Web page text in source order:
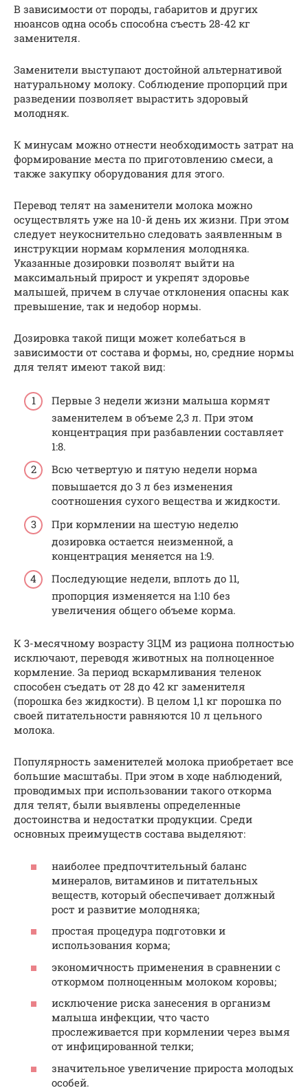
В зависимости от породы, габаритов и других
нюансов одна особь способна съесть 28-42 кг
заменителя.
Заменители выступают достойной альтернативой
натуральному молоку. Соблюдение пропорций при
разведении позволяет вырастить здоровый
молодняк.
К минусам можно отнести необходимость затрат на
формирование места по приготовлению смеси, а
также закупку оборудования для этого.
Перевод телят на заменители молока можно
осуществлять уже на 10-й день их жизни. При этом
следует неукоснительно следовать заявленным в
инструкции нормам кормления молодняка.
Указанные дозировки позволят выйти на
максимальный прирост и укрепят здоровье
малышей, причем в случае отклонения опасны как
превышение, так и недобор нормы.
Дозировка такой пищи может колебаться в
зависимости от состава и формы, но, средние нормы
для телят имеют такой вид:
Первые 3 недели жизни малыша кормят
заменителем в объеме 2,3 л. При этом
концентрация при разбавлении составляет
1:8.
Всю четвертую и пятую недели норма
повышается до 3 л без изменения
соотношения сухого вещества и жидкости.
При кормлении на шестую неделю
дозировка остается неизменной, а
концентрация меняется на 1:9.
Последующие недели, вплоть до 11,
пропорция изменяется на 1:10 без
увеличения общего объеме корма.
К 3-месячному возрасту ЗЦМ из рациона полностью
исключают, переводя животных на полноценное
кормление. За период вскармливания теленок
способен съедать от 28 до 42 кг заменителя
(порошка без жидкости). В целом 1,1 кг порошка по
своей питательности равняются 10 л цельного
молока.
Популярность заменителей молока приобретает все
большие масштабы. При этом в ходе наблюдений,
проводимых при использовании такого откорма
для телят, были выявлены определенные
достоинства и недостатки продукции. Среди
основных преимуществ состава выделяют:
наиболее предпочтительный баланс
минералов, витаминов и питательных
веществ, который обеспечивает должный
рост и развитие молодняка;
простая процедура подготовки и
использования корма;
экономичность применения в сравнении с
откормом полноценным молоком коровы;
исключение риска занесения в организм
малыша инфекции, что часто
прослеживается при кормлении через вымя
от инфицированной телки;
значительное увеличение прироста молодых
особей.